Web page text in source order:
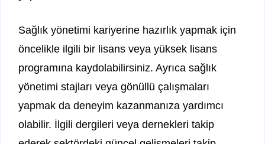
Sağlık yönetimi kariyerine hazırlık yapmak için
öncelikle ilgili bir lisans veya yüksek lisans
programına kaydolabilirsiniz. Ayrıca sağlık
yönetimi stajları veya gönüllü çalışmaları
yapmak da deneyim kazanmanıza yardımcı
olabilir. İlgili dergileri veya dernekleri takip